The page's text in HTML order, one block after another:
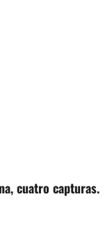
cuatro capturas.